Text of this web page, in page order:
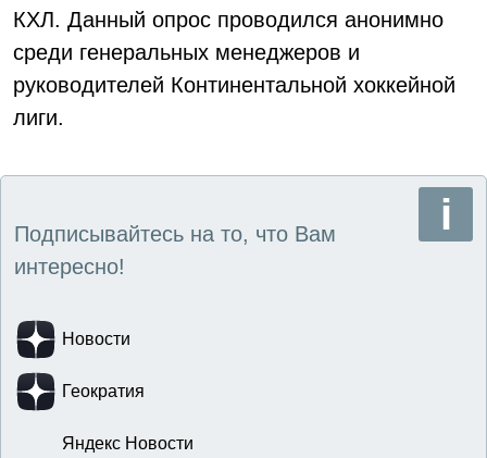
КХЛ. Данный опрос проводился анонимно
среди генеральных менеджеров и
руководителей Континентальной хоккейной
лиги.
Подписывайтесь на то, что Вам
интересно!
Новости
Геократия
Яндекс Новости